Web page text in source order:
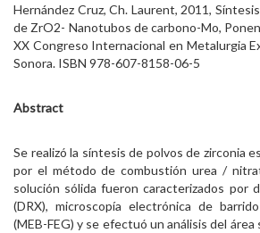
Hernández Cruz, Ch. Laurent, 2011,
de ZrO2- Nanotubos de carbono-Mo,
XX Congreso Internacional en Metalurgia
Sonora. ISBN 978-607-8158-06-5
Abstract
Se realizó la síntesis de polvos de zirconia
por el método de combustión urea /
solución sólida fueron caracterizados por
(DRX), microscopía electrónica de
(MEB-FEG) y se efectuó un análisis del